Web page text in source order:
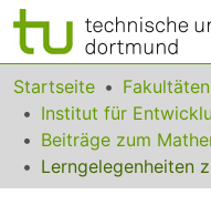
Bereiche & Sammlungen
Das gesamte
Statistiken
Startseite Fakultäten